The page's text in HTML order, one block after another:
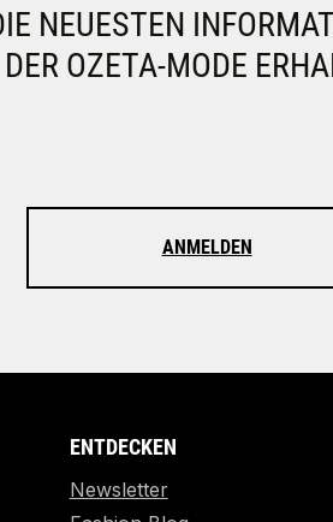
NEUESTEN
DER OZETA-MODE
ANMELDEN
ENTDECKEN
Newsletter